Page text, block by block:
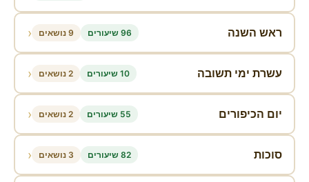
ראש השנה 96 שיעורים 9 נושאים ‹
עשרת ימי תשובה 10 שיעורים 2 נושאים ‹
יום הכיפורים 55 שיעורים 2 נושאים ‹
סוכות 82 שיעורים 3 נושאים ‹